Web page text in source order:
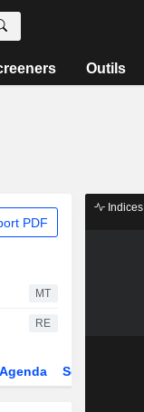
Outils
PDF
MT
RE
Agenda Secteur
Indices